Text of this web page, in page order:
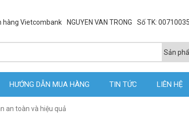
hàng Vietcombank NGUYEN VAN TRONG Số TK:
HƯỚNG DẪN MUA HÀNG TIN TỨC LIÊN HỆ
an toàn và hiệu quả